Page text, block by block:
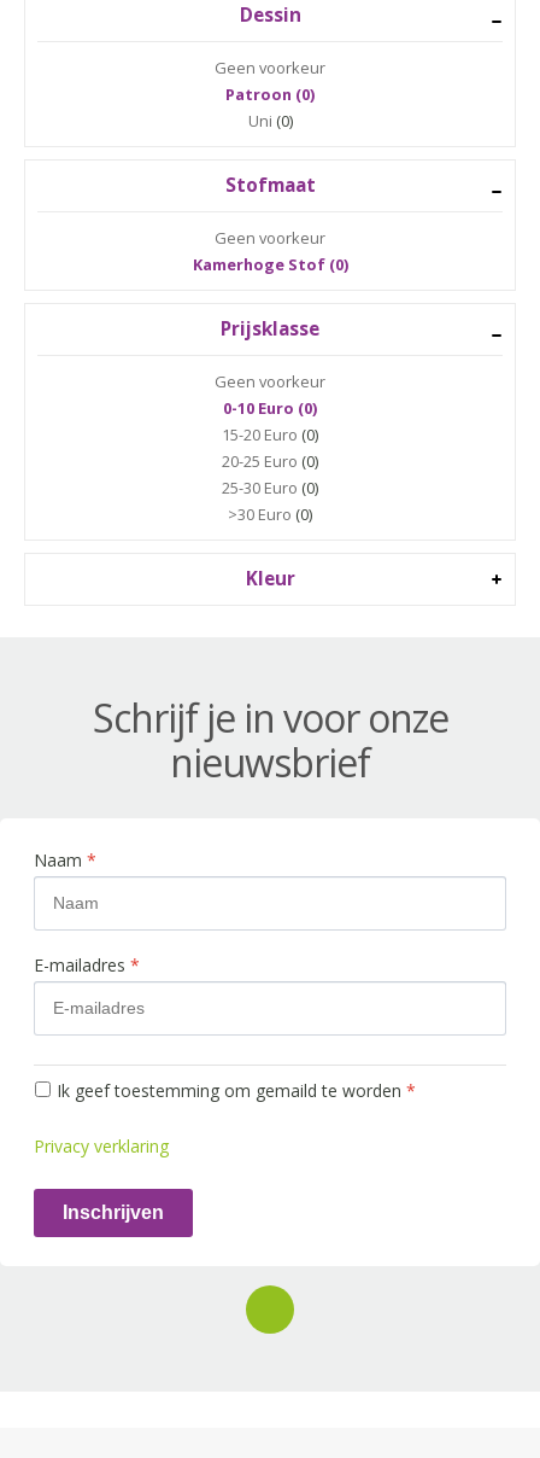
Dessin
Geen voorkeur
Patroon (0)
Uni (0)
Stofmaat
Geen voorkeur
Kamerhoge Stof (0)
Prijsklasse
Geen voorkeur
0-10 Euro (0)
15-20 Euro (0)
20-25 Euro (0)
25-30 Euro (0)
>30 Euro (0)
Kleur
Schrijf je in voor onze
nieuwsbrief
Naam *
E-mailadres *
Ik geef toestemming om gemaild te worden *
Privacy verklaring
Inschrijven